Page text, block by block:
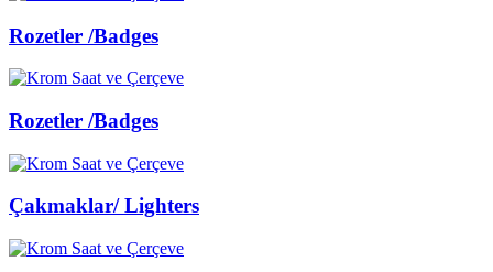
Rozetler /Badges
Rozetler /Badges
Çakmaklar/ Lighters